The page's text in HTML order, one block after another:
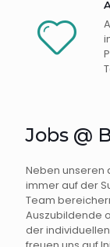
Jobs @
Neben unseren
immer auf der
Team
Auszubildende
der